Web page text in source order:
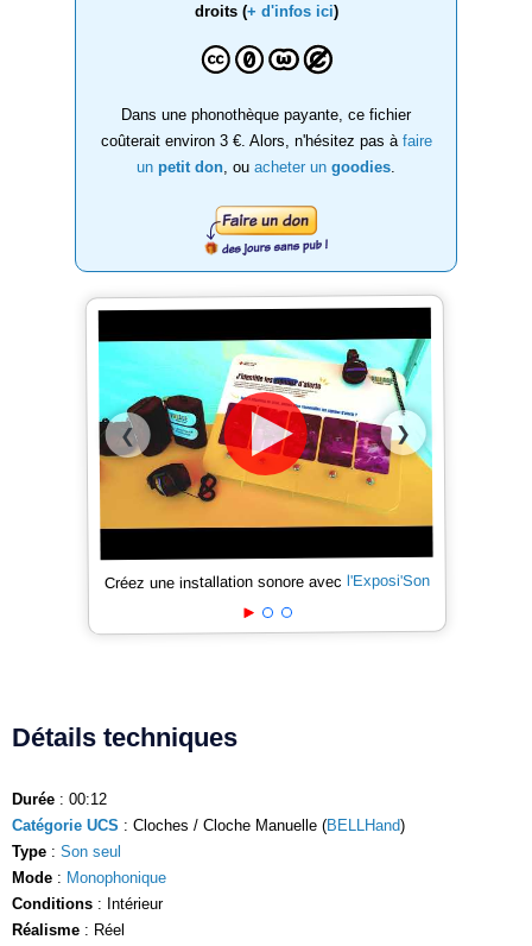
droits (+ d'infos ici)
Dans une phonothèque payante, ce fichier
coûterait environ 3 €. Alors, n'hésitez pas à faire
un petit don , ou acheter un goodies
❮ ❯
Créez une installation sonore avec l'Exposi'Son
Détails techniques
Durée : 00:12
Catégorie UCS : Cloches / Cloche Manuelle (BELLHand)
Type : Son seul
Mode : Monophonique
Conditions : Intérieur
Réalisme : Réel